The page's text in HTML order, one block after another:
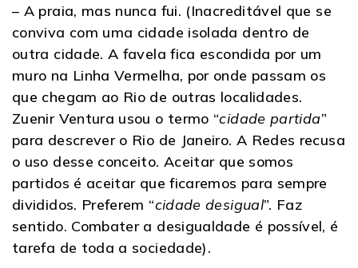
– A praia, mas nunca fui. (Inacreditável que se
conviva com uma cidade isolada dentro de
outra cidade. A favela fica escondida por um
muro na Linha Vermelha, por onde passam os
que chegam ao Rio de outras localidades.
Zuenir Ventura usou o termo “cidade partida”
para descrever o Rio de Janeiro. A Redes recusa
o uso desse conceito. Aceitar que somos
partidos é aceitar que ficaremos para sempre
divididos. Preferem “cidade desigual”. Faz
sentido. Combater a desigualdade é possível, é
tarefa de toda a sociedade).